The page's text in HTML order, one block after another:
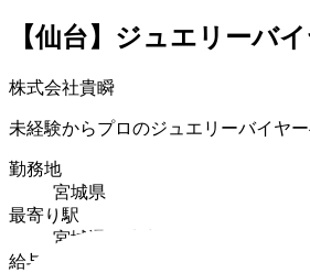
【仙台】ジュエリーバ
株式会社貴瞬
未経験からプロのジュエリーバイヤ
勤務地
宮城県
最寄り駅
宮城通駅徒歩7分
給与